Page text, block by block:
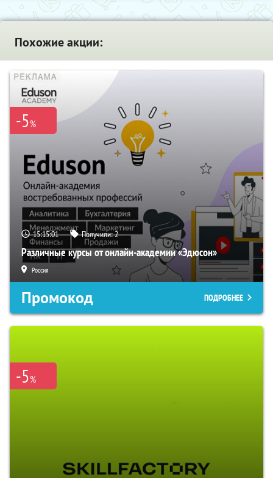
Похожие акции:
-5%
15:15:00 Получили:2
Различные курсы от онлайн-академии «Эдюсон»
Россия
Промокод ПОДРОБНЕЕ
-5%